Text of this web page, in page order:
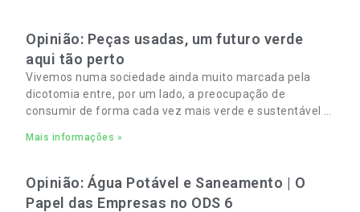
Opinião: Peças usadas, um futuro verde
aqui tão perto
Vivemos numa sociedade ainda muito marcada pela
dicotomia entre, por um lado, a preocupação de
consumir de forma cada vez mais verde e sustentável e,
e familiares cada vez mais apertados.
Mais informações »
Opinião: Água Potável e Saneamento | O
Papel das Empresas no ODS 6